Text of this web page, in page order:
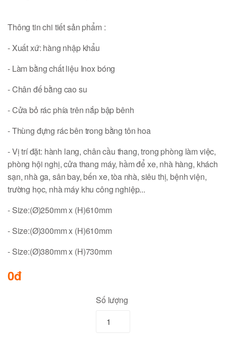
Thông tin chi tiết sản phẩm :
- Xuất xứ: hàng nhập khẩu
- Làm bằng chất liệu Inox bóng
- Chân đế bằng cao su
- Cửa bỏ rác phía trên nắp bập bênh
- Thùng đựng rác bên trong bằng tôn hoa
​- Vị trí đặt: hành lang, chân cầu thang, trong phòng làm việc,
phòng hội nghị, cửa thang máy, hầm để xe, nhà hàng, khách
sạn, nhà ga, sân bay, bến xe, tòa nhà, siêu thị, bệnh viện,
trường học, nhà máy khu công nghiệp...
- Size:(Ø)250mm x (H)610mm
- Size:(Ø)300mm x (H)610mm
- Size:(Ø)380mm x (H)730mm
0đ
Số lượng